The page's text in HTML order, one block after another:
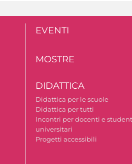
EVENTI
MOSTRE
DIDATTICA
Didattica per le scuole
Didattica per tutti
Incontri per docenti e
universitari
Progetti accessibili